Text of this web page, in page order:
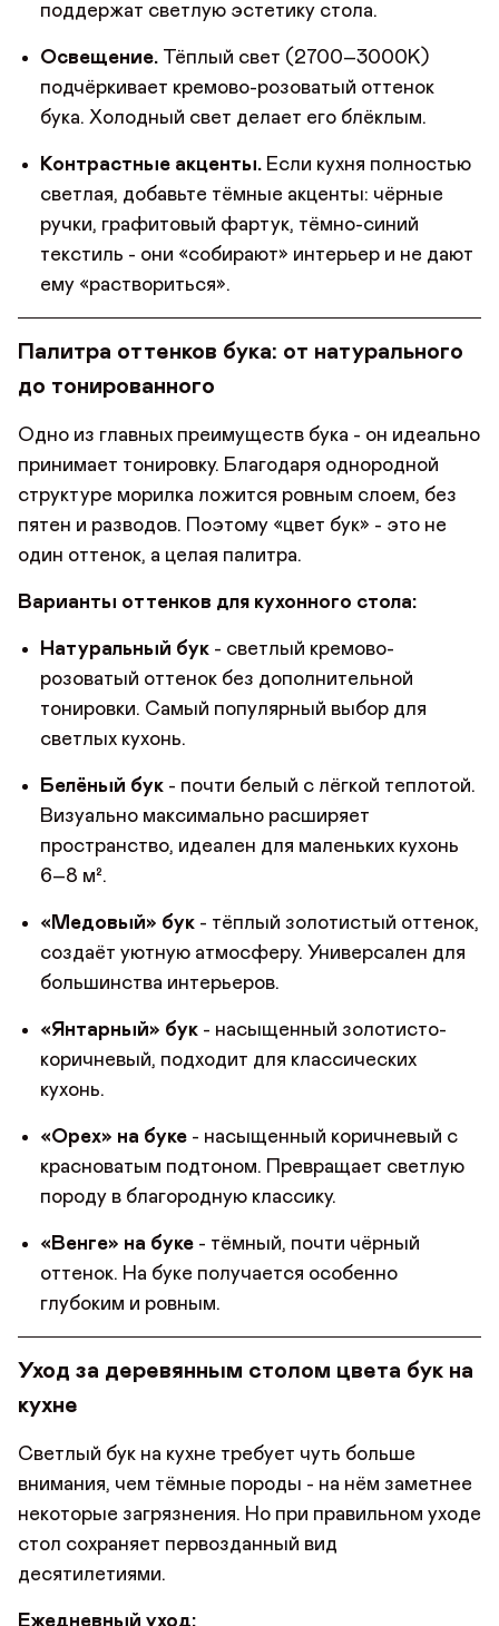
поддержат светлую эстетику стола.
Освещение. Тёплый свет (2700–3000K)
подчёркивает кремово-розоватый оттенок
бука. Холодный свет делает его блёклым.
Контрастные акценты. Если кухня полностью
светлая, добавьте тёмные акценты: чёрные
ручки, графитовый фартук, тёмно-синий
текстиль - они «собирают» интерьер и не дают
ему «раствориться».
Палитра оттенков бука: от натурального
до тонированного
Одно из главных преимуществ бука - он идеально
принимает тонировку. Благодаря однородной
структуре морилка ложится ровным слоем, без
пятен и разводов. Поэтому «цвет бук» - это не
один оттенок, а целая палитра.
Варианты оттенков для кухонного стола:
Натуральный бук - светлый кремово-
розоватый оттенок без дополнительной
тонировки. Самый популярный выбор для
светлых кухонь.
Белёный бук - почти белый с лёгкой теплотой.
Визуально максимально расширяет
пространство, идеален для маленьких кухонь
6–8 м².
«Медовый» бук - тёплый золотистый оттенок,
создаёт уютную атмосферу. Универсален для
большинства интерьеров.
«Янтарный» бук - насыщенный золотисто-
коричневый, подходит для классических
кухонь.
«Орех» на буке - насыщенный коричневый с
красноватым подтоном. Превращает светлую
породу в благородную классику.
«Венге» на буке - тёмный, почти чёрный
оттенок. На буке получается особенно
глубоким и ровным.
Уход за деревянным столом цвета бук на
кухне
Светлый бук на кухне требует чуть больше
внимания, чем тёмные породы - на нём заметнее
некоторые загрязнения. Но при правильном уходе
стол сохраняет первозданный вид
десятилетиями.
Ежедневный уход:
РЕГИСТРАЦИЯ
Авторизуйтесь или
Телефон
ОТПРАВИТЬ
ДОБРО ПОЖАЛОВАТЬ
Имя*
Предпочтительный способ связи*
Telegram WhatsApp
Данные можно заполнить позже
СОХРАНИТЬ
КУПИТЬ В ОДИН КЛИК
ДЕРЕВЯННЫЕ СТОЛЫ ДЛЯ КУХНИ
ОТПРАВИТЬ ЗАЯВКУ
персональных данных